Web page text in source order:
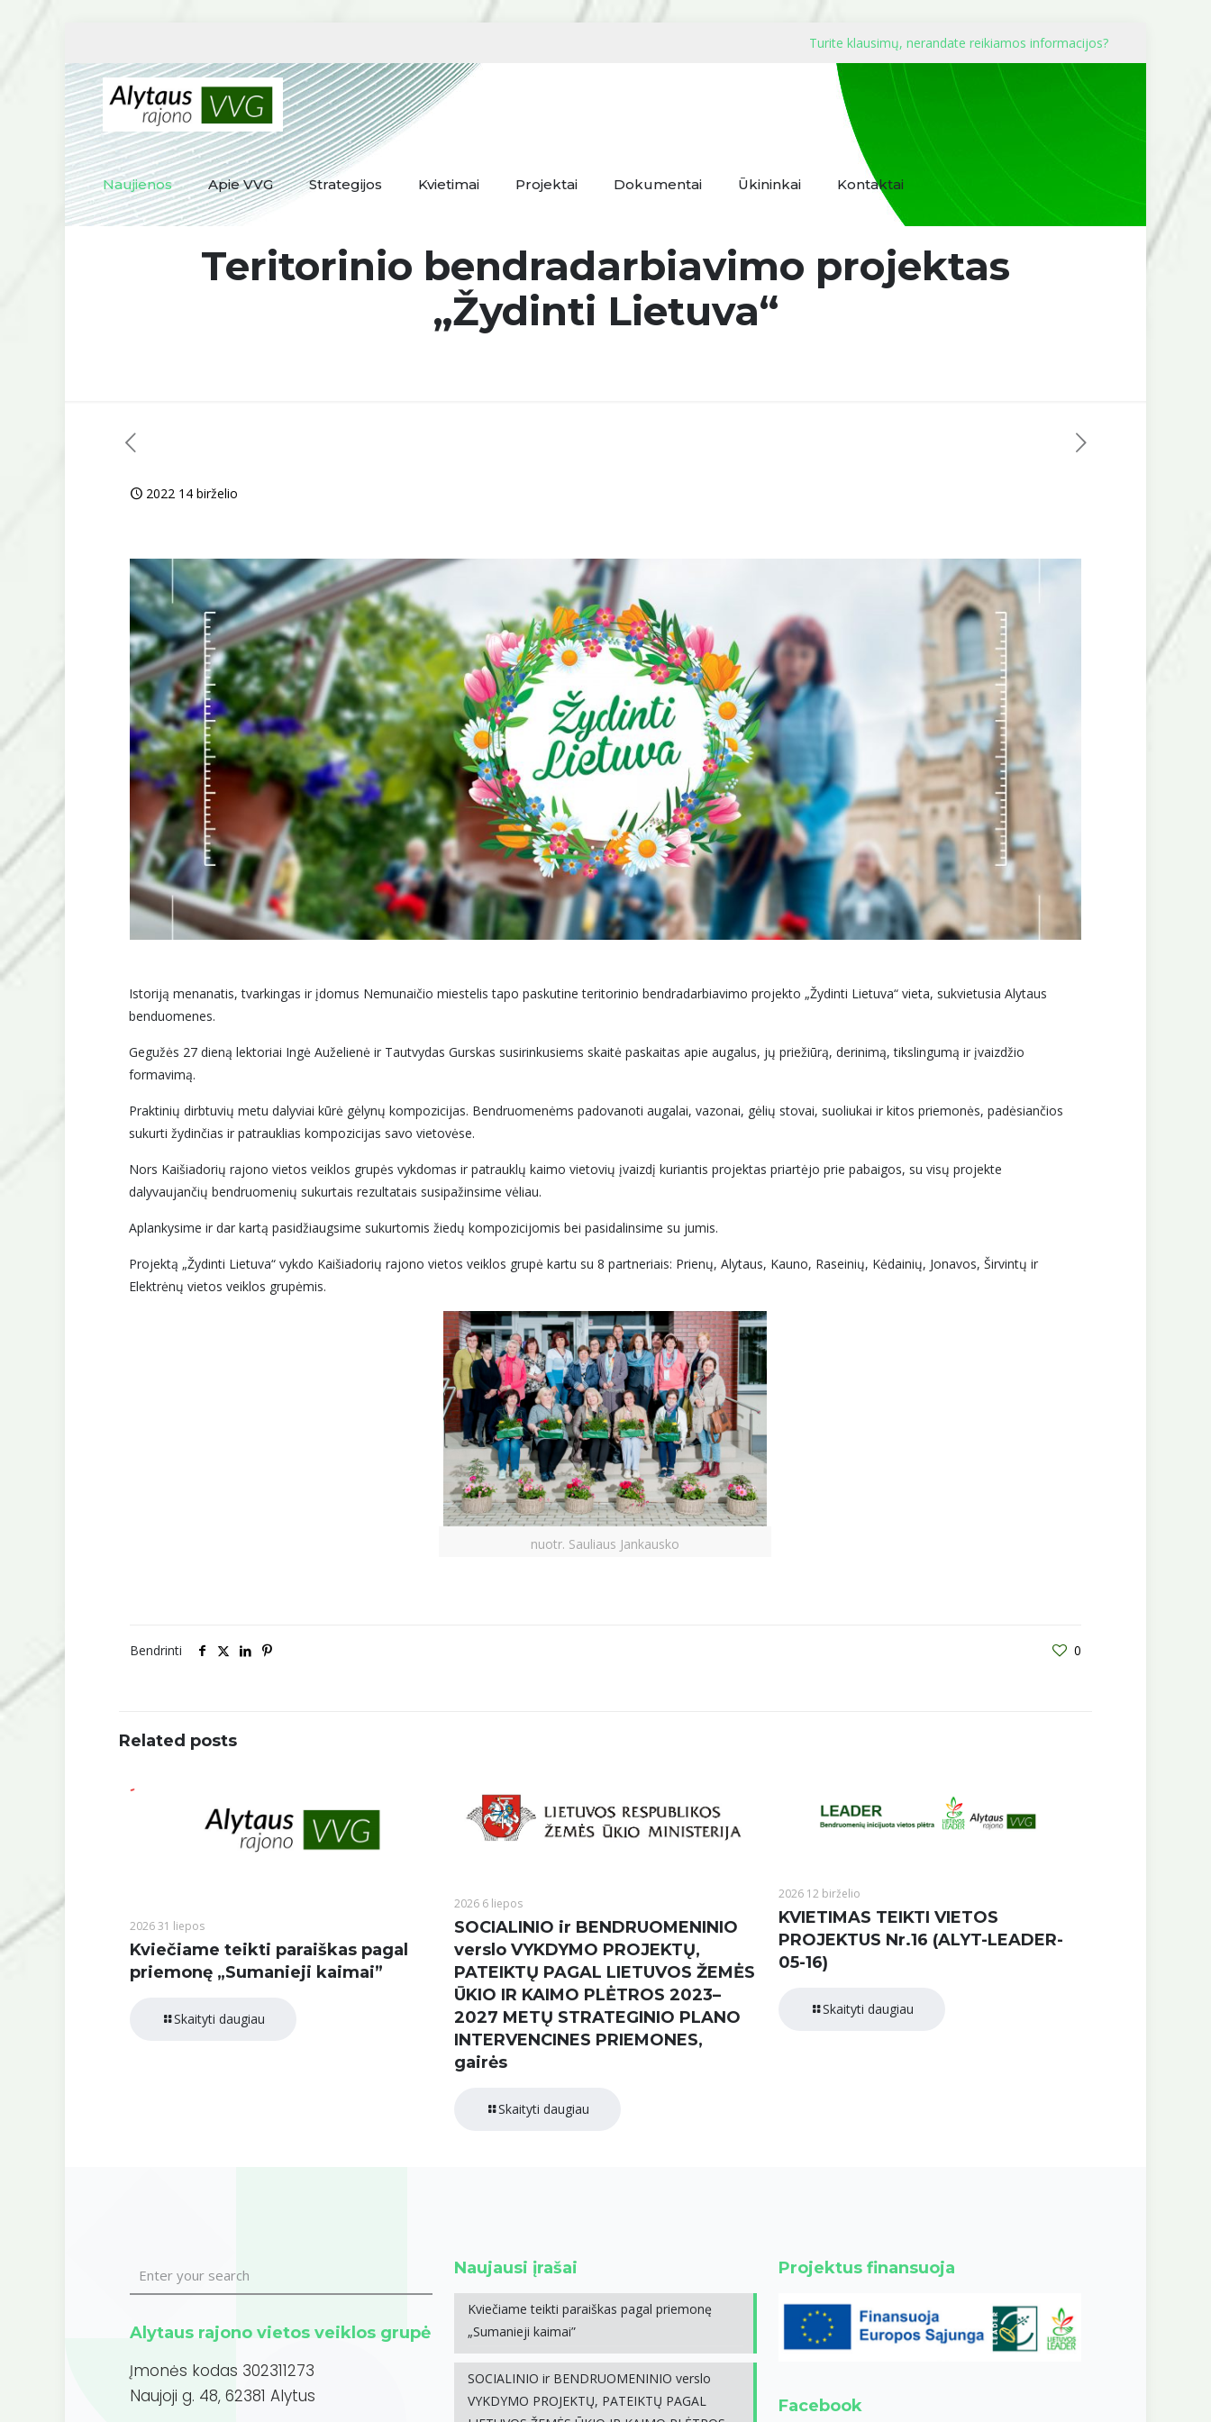
Turite klausimų, nerandate reikiamos informacijos?
Naujienos Apie VVG Strategijos Kvietimai Projektai Dokumentai Ūkininkai Kontaktai
Teritorinio bendradarbiavimo projektas
„Žydinti Lietuva“
2022 14 birželio
Istoriją menanatis, tvarkingas ir įdomus Nemunaičio miestelis tapo paskutine teritorinio bendradarbiavimo projekto „Žydinti Lietuva“ vieta, sukvietusia Alytaus
benduomenes.
Gegužės 27 dieną lektoriai Ingė Auželienė ir Tautvydas Gurskas susirinkusiems skaitė paskaitas apie augalus, jų priežiūrą, derinimą, tikslingumą ir įvaizdžio
formavimą.
Praktinių dirbtuvių metu dalyviai kūrė gėlynų kompozicijas. Bendruomenėms padovanoti augalai, vazonai, gėlių stovai, suoliukai ir kitos priemonės, padėsiančios
sukurti žydinčias ir patrauklias kompozicijas savo vietovėse.
Nors Kaišiadorių rajono vietos veiklos grupės vykdomas ir patrauklų kaimo vietovių įvaizdį kuriantis projektas priartėjo prie pabaigos, su visų projekte
dalyvaujančių bendruomenių sukurtais rezultatais susipažinsime vėliau.
Aplankysime ir dar kartą pasidžiaugsime sukurtomis žiedų kompozicijomis bei pasidalinsime su jumis.
Projektą „Žydinti Lietuva“ vykdo Kaišiadorių rajono vietos veiklos grupė kartu su 8 partneriais: Prienų, Alytaus, Kauno, Raseinių, Kėdainių, Jonavos, Širvintų ir
Elektrėnų vietos veiklos grupėmis.
nuotr. Sauliaus Jankausko
Bendrinti 0
Related posts
2026 31 liepos
Kviečiame teikti paraiškas pagal
priemonę „Sumanieji kaimai”
Skaityti daugiau
2026 6 liepos
SOCIALINIO ir BENDRUOMENINIO
verslo VYKDYMO PROJEKTŲ,
PATEIKTŲ PAGAL LIETUVOS ŽEMĖS
ŪKIO IR KAIMO PLĖTROS 2023–
2027 METŲ STRATEGINIO PLANO
INTERVENCINES PRIEMONES,
gairės
Skaityti daugiau
2026 12 birželio
KVIETIMAS TEIKTI VIETOS
PROJEKTUS Nr.16 (ALYT-LEADER-
05-16)
Skaityti daugiau
Alytaus rajono vietos veiklos grupė
Įmonės kodas 302311273
Naujoji g. 48, 62381 Alytus
Naujausi įrašai
Kviečiame teikti paraiškas pagal priemonę
„Sumanieji kaimai”
SOCIALINIO ir BENDRUOMENINIO verslo
VYKDYMO PROJEKTŲ, PATEIKTŲ PAGAL
Projektus finansuoja
Facebook